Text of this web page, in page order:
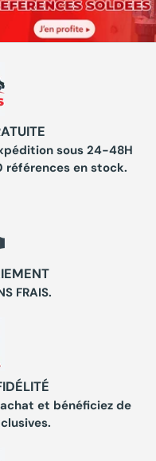
sous 24-48H
références en stock.
FRAIS.
et bénéficiez de